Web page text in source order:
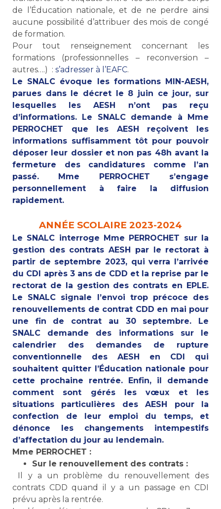
de l’Éducation nationale, et de ne perdre ainsi
aucune possibilité d’attribuer des mois de congé
de formation.
Pour tout renseignement concernant les
formations (professionnelles – reconversion –
autres….) : s’adresser à l’EAFC.
Le SNALC évoque les formations MIN-AESH,
parues dans le décret le 8 juin ce jour, sur
lesquelles les AESH n’ont pas reçu
d’informations. Le SNALC demande à Mme
PERROCHET que les AESH reçoivent les
informations suffisamment tôt pour pouvoir
déposer leur dossier et non pas 48h avant la
fermeture des candidatures comme l’an
passé. Mme PERROCHET s’engage
personnellement à faire la diffusion
rapidement.
ANNÉE SCOLAIRE 2023-2024
Le SNALC interroge Mme PERROCHET sur la
gestion des contrats AESH par le rectorat à
partir de septembre 2023, qui verra l’arrivée
du CDI après 3 ans de CDD et la reprise par le
rectorat de la gestion des contrats en EPLE.
Le SNALC signale l’envoi trop précoce des
renouvellements de contrat CDD en mai pour
une fin de contrat au 30 septembre. Le
SNALC demande des informations sur le
calendrier des demandes de rupture
conventionnelle des AESH en CDI qui
souhaitent quitter l’Éducation nationale pour
cette prochaine rentrée. Enfin, il demande
comment sont gérés les vœux et les
situations particulières des AESH pour la
confection de leur emploi du temps, et
dénonce les changements intempestifs
d’affectation du jour au lendemain.
Mme PERROCHET :
Sur le renouvellement des contrats :
Il y a un problème du renouvellement des
contrats CDD quand il y a un passage en CDI
prévu après la rentrée.